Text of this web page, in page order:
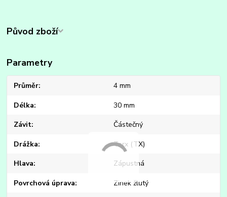
Původ zboží
Parametry
Průměr 4 mm
Délka 30 mm
Závit Částečný
Drážka Torx (TX)
Hlava Zápustná
Povrchová úprava Zinek žlutý